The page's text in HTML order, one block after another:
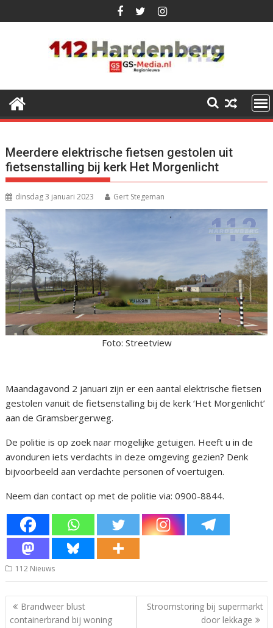
naar
Meerdere elektrische fietsen gestolen uit
fietsenstalling bij kerk Het Morgenlicht
dinsdag 3 januari 2023 Gert Stegeman
Foto: Streetview
Maandagavond 2 januari zijn er een aantal elektrische fietsen
gestolen vanuit de fietsenstalling bij de kerk ‘Het Morgenlicht’
aan de Gramsbergerweg.
De politie is op zoek naar mogelijke getuigen. Heeft u in de
avonduren iets verdachts in deze omgeving gezien? Denk
bijvoorbeeld aan verdachte personen of voertuigen.
Neem dan contact op met de politie via: 0900-8844.
112 Nieuws
Bericht
navigatie
Brandweer blust
containerbrand bij woning
Stroomstoring bij supermarkt
door lekkage